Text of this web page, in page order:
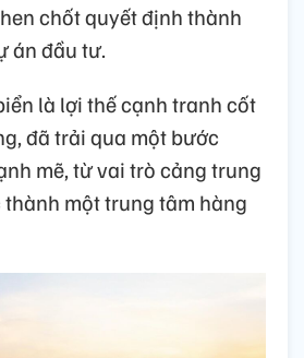
chốt quyết định thành
án đầu tư.
là lợi thế cạnh tranh cốt
đã trải qua một bước
mẽ, từ vai trò cảng trung
một trung tâm hàng